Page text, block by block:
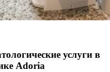
услуги в
Adoria